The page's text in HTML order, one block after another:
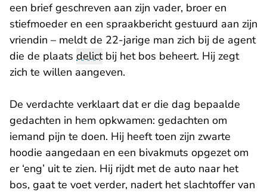
een brief geschreven aan zijn vader, broer en
stiefmoeder en een spraakbericht gestuurd aan zijn
vriendin – meldt de 22-jarige man zich bij de agent
die de plaats delictbij het bos beheert. Hij zegt
zich te willen aangeven.
De verdachte verklaart dat er die dag bepaalde
gedachten in hem opkwamen: gedachten om
iemand pijn te doen. Hij heeft toen zijn zwarte
hoodie aangedaan en een bivakmuts opgezet om
er ‘eng’ uit te zien. Hij rijdt met de auto naar het
bos, gaat te voet verder, nadert het slachtoffer van